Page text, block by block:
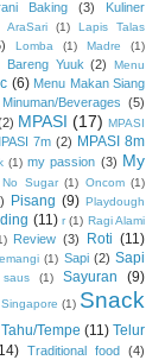
Baking (3)
Kuliner
AraSari (1)
Lapis Talas
Lomba (1) Madre
(1)
Bareng Yuuk (2)
Menu
(6) Menu Makan Siang
Minuman/Beverages (5)
MPASI (17) MPASI
7m (2) MPASI 8m
(1) my passion (3) My
No Sugar (1) Oncom (1)
Pisang (9) Playdough
(11) r (1) Ragi Alami
Review (3) Roti (11)
(1) Sapi (2) Sapi
saus (1) Sayuran
(9)
Singapore (1) Snack
Tahu/Tempe (11) Telur
Traditional food (4)